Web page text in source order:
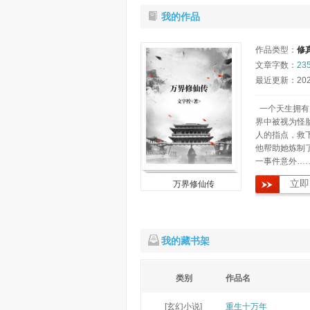
我的作品
万界修仙传
作品类型： 修
文章字数：
最近更新：
一个天生拥
界中被视为怪
人的指点，救
他帮助她炼制
一事件意外
立
我的藏书架
类别 作品名
[玄幻小说] 重生十万年